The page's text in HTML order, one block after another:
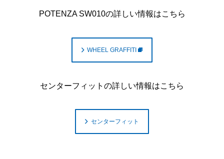
POTENZA SW010の詳しい情報はこちら
WHEEL GRAFFITI
センターフィットの詳しい情報はこちら
センターフィット